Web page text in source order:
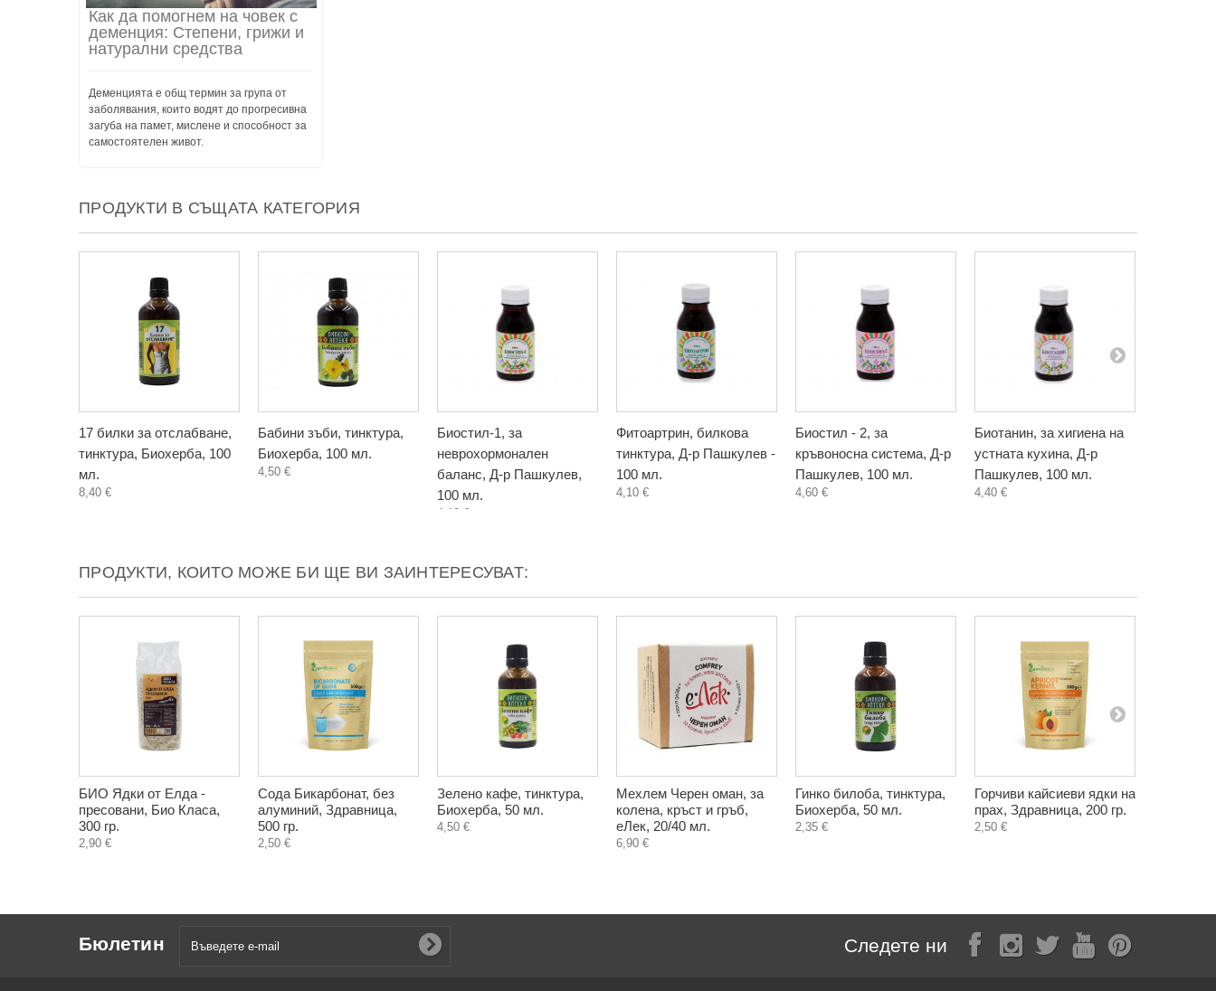
Как да помогнем на човек с
деменция: Степени, грижи и
натурални средства
Деменцията е общ термин за група от
заболявания, които водят до прогресивна
загуба на памет, мислене и способност за
самостоятелен живот.
ПРОДУКТИ В СЪЩАТА КАТЕГОРИЯ
17 билки за отслабване,
тинктура, Биохерба, 100
мл.
8,40 €
Бабини зъби, тинктура,
Биохерба, 100 мл.
4,50 €
Биостил-1, за
неврохормонален
баланс, Д-р Пашкулев,
100 мл.
4,10 €
Фитоартрин, билкова
тинктура, Д-р Пашкулев -
100 мл.
4,10 €
Биостил - 2, за
кръвоносна система, Д-р
Пашкулев, 100 мл.
4,60 €
Биотанин, за хигиена на
устната кухина, Д-р
Пашкулев, 100 мл.
4,40 €
ПРОДУКТИ, КОИТО МОЖЕ БИ ЩЕ ВИ ЗАИНТЕРЕСУВАТ:
БИО Ядки от Елда -
пресовани, Био Класа,
300 гр.
2,90 €
Сода Бикарбонат, без
алуминий, Здравница,
500 гр.
2,50 €
Зелено кафе, тинктура,
Биохерба, 50 мл.
4,50 €
Мехлем Черен оман, за
колена, кръст и гръб,
еЛек, 20/40 мл.
6,90 €
Гинко билоба, тинктура,
Биохерба, 50 мл.
2,35 €
Горчиви кайсиеви ядки на
прах, Здравница, 200 гр.
2,50 €
Бюлетин Следете ни